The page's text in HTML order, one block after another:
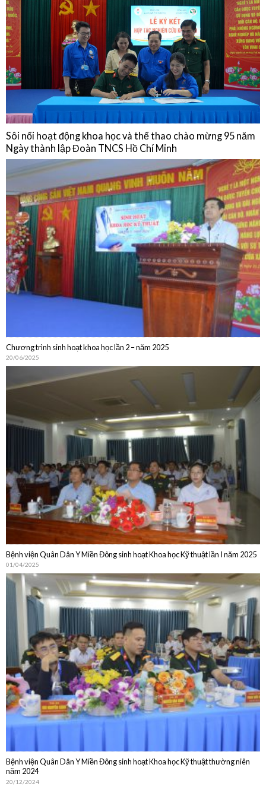
Sinh hoạt chuyên môn: Cập nhật chẩn đoán, điều trị, dự phòng bệnh
não mô cầu và Chia sẻ thực hành từ Phòng Tiêm chủng Bệnh viện Quân
Dân Y Miền Đông
15/01/2026
NGHIÊN CỨU KHOA HỌC
Sôi nổi hoạt động khoa học và thể thao chào mừng 95 năm
Ngày thành lập Đoàn TNCS Hồ Chí Minh
Chương trình sinh hoạt khoa học lần 2 – năm 2025
Bệnh viện Quân Dân Y Miền Đông sinh hoạt Khoa học Kỹ thuật lần I năm 2025
01/04/2025